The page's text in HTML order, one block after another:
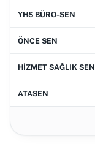
YHS BÜRO-SEN
ÖNCE SEN
HİZMET SAĞLIK SEN
ATASEN